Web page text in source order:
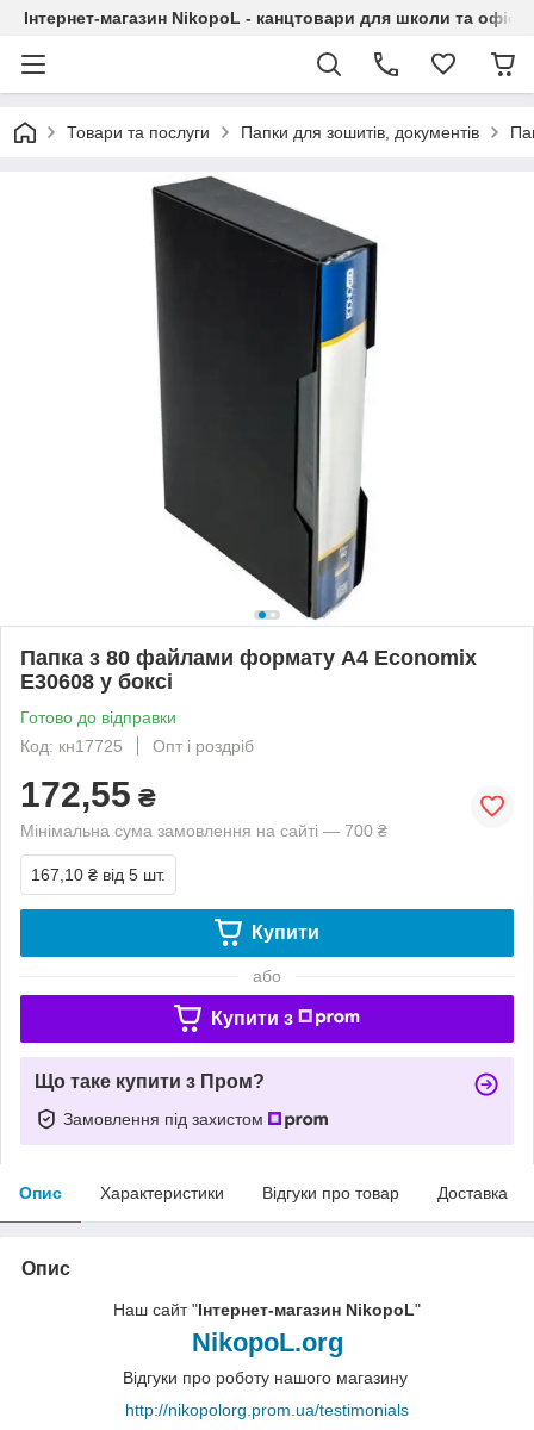
Інтернет-магазин NikopoL - канцтовари для школи та офісу
Товари та послуги Папки для зошитів, документів
Папка з 80 файлами формату А4 Economix
E30608 у боксі
Готово до відправки
Код: кн17725
Опт і роздріб
172,55 ₴
Мінімальна сума замовлення на сайті — 700 ₴
167,10 ₴ від 5 шт.
Купити
або
Купити з
Що таке купити з Пром?
Замовлення під захистом
Опис Характеристики Відгуки про товар Доставка
Опис
Наш сайт "Інтернет-магазин NikopoL"
NikopoL.org
Відгуки про роботу нашого магазину
http://nikopolorg.prom.ua/testimonials